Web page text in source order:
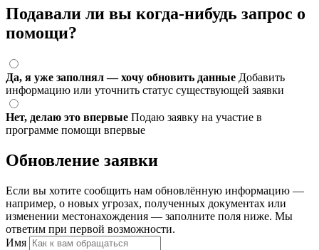
Подавали ли вы когда-нибудь запрос о
помощи?
Да, я уже заполнял — хочу обновить данные Добавить
информацию или уточнить статус существующей заявки
Нет, делаю это впервые Подаю заявку на участие в
программе помощи впервые
Обновление заявки
Если вы хотите сообщить нам обновлённую информацию —
например, о новых угрозах, полученных документах или
изменении местонахождения — заполните поля ниже. Мы
ответим при первой возможности.
Имя